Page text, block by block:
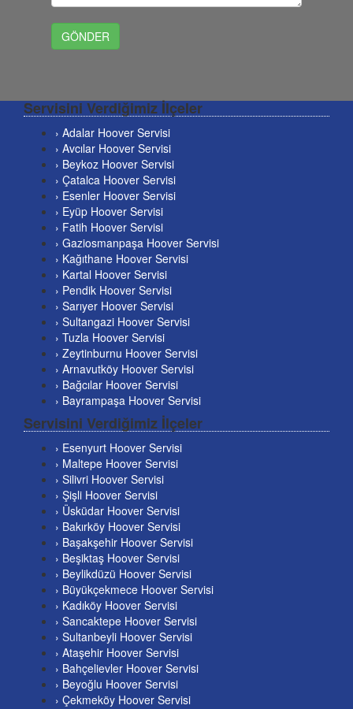
Servisini Verdiğimiz İlçeler
› Adalar Hoover Servisi
› Avcılar Hoover Servisi
› Beykoz Hoover Servisi
› Çatalca Hoover Servisi
› Esenler Hoover Servisi
› Eyüp Hoover Servisi
› Fatih Hoover Servisi
› Gaziosmanpaşa Hoover Servisi
› Kağıthane Hoover Servisi
› Kartal Hoover Servisi
› Pendik Hoover Servisi
› Sarıyer Hoover Servisi
› Sultangazi Hoover Servisi
› Tuzla Hoover Servisi
› Zeytinburnu Hoover Servisi
› Arnavutköy Hoover Servisi
› Bağcılar Hoover Servisi
› Bayrampaşa Hoover Servisi
Servisini Verdiğimiz İlçeler
› Esenyurt Hoover Servisi
› Maltepe Hoover Servisi
› Silivri Hoover Servisi
› Şişli Hoover Servisi
› Üsküdar Hoover Servisi
› Bakırköy Hoover Servisi
› Başakşehir Hoover Servisi
› Beşiktaş Hoover Servisi
› Beylikdüzü Hoover Servisi
› Büyükçekmece Hoover Servisi
› Kadıköy Hoover Servisi
› Sancaktepe Hoover Servisi
› Sultanbeyli Hoover Servisi
› Ataşehir Hoover Servisi
› Bahçelievler Hoover Servisi
› Beyoğlu Hoover Servisi
› Çekmeköy Hoover Servisi